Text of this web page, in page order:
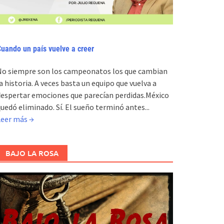
un país vuelve a creer
siempre son los campeonatos los que cambian
historia. A veces basta un equipo que vuelva a
emociones que parecían perdidas.México
eliminado. Sí. El sueño terminó antes...
más →
BAJO LA ROSA